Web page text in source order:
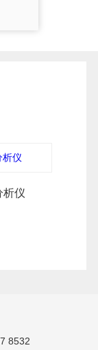
析仪
8532